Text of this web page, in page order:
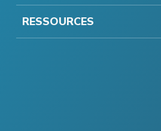
RESSOURCES